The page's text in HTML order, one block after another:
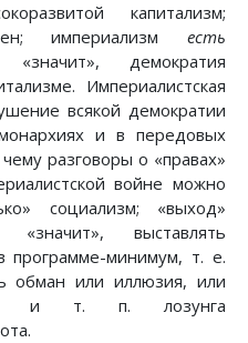
капитализм;
империализм есть
демократия
Империалистская
всякой демократии
и в передовых
разговоры о «правах»
войне можно
социализм; «выход»
выставлять
программе-минимум, т. е.
обман или иллюзия, или
и т. п. лозунга